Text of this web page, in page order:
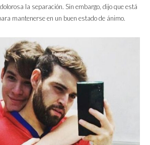
la separación. Sin embargo, dijo que está
mantenerse en un buen estado de ánimo.